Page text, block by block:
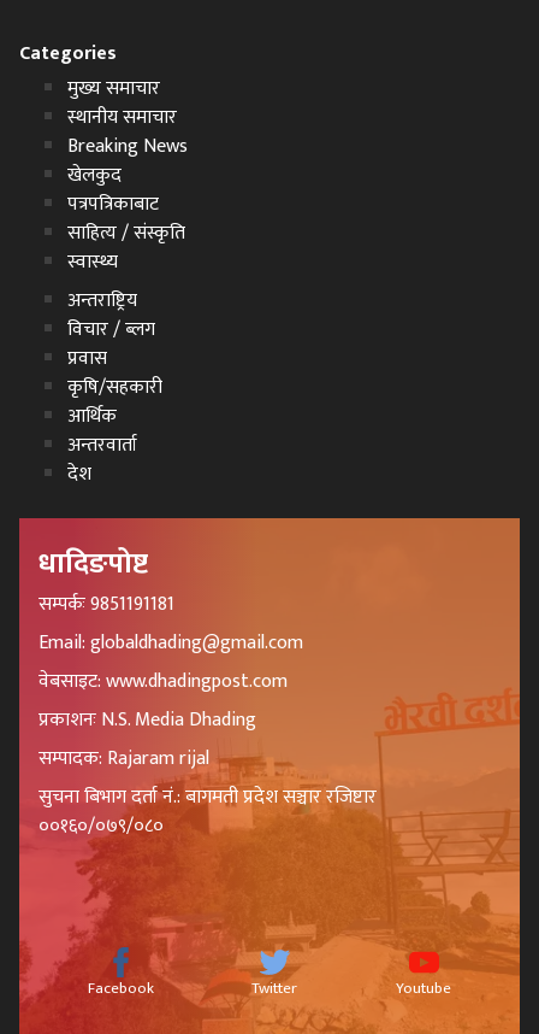
Categories
मुख्य समाचार
स्थानीय समाचार
Breaking News
खेलकुद
पत्रपत्रिकाबाट
साहित्य / संस्कृति
स्वास्थ्य
अन्तराष्ट्रिय
विचार / ब्लग
प्रवास
कृषि/सहकारी
आर्थिक
अन्तरवार्ता
देश
धादिङपोष्ट
सम्पर्कः 9851191181
Email: globaldhading@gmail.com
वेबसाइट: www.dhadingpost.com
प्रकाशनः N.S. Media Dhading
सम्पादक: Rajaram rijal
सुचना बिभाग दर्ता नं.: बागमती प्रदेश सञ्चार रजिष्टार
००१६०/०७९/०८०
Facebook Twitter Youtube